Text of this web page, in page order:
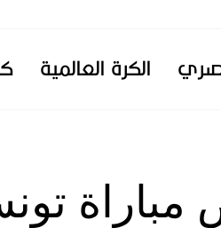
الكرة العالمية